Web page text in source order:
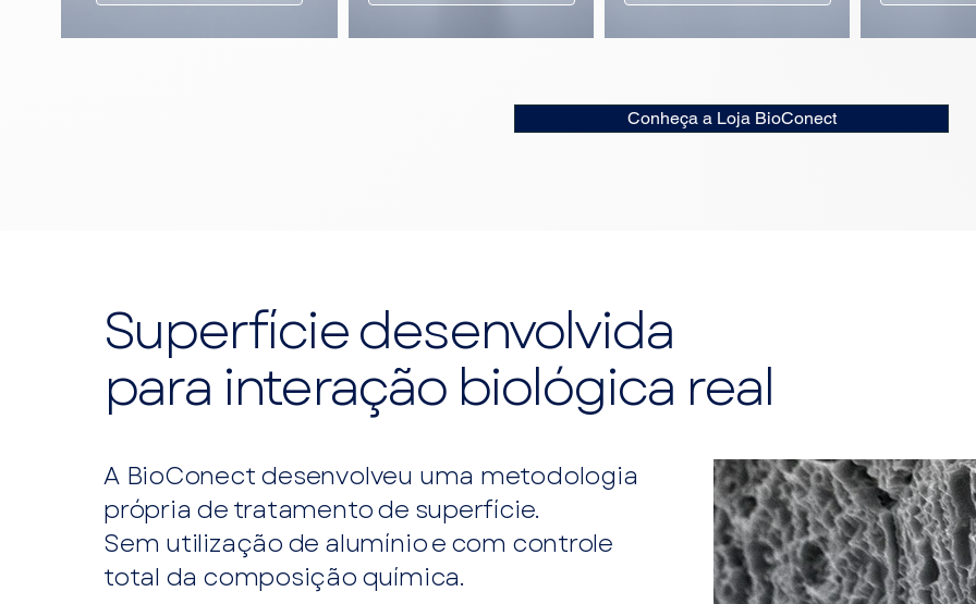
Conheça a Loja BioConect
Superfície desenvolvida
para interação biológica real
A BioConect desenvolveu uma metodologia
própria de tratamento de superfície.
Sem utilização de alumínio e com controle
total da composição química.